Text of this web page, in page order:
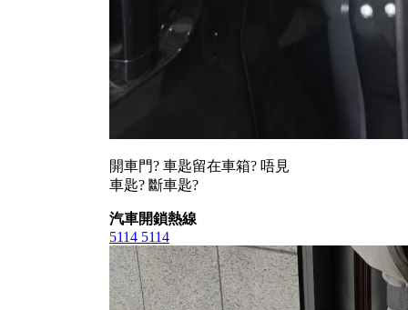
開車門? 車匙留在車箱? 唔見
車匙? 斷車匙?
汽車開鎖熱線
5114 5114